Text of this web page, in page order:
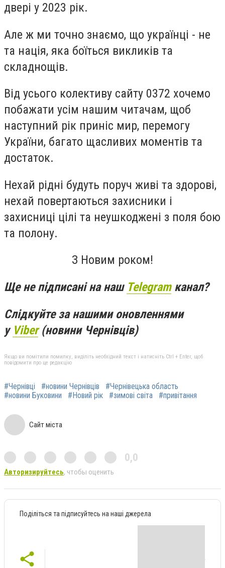
двері у 2023 рік.
Але ж ми точно знаємо, що українці - не
та нація, яка боїться викликів та
складнощів.
Від усього колективу сайту 0372 хочемо
побажати усім нашим читачам, щоб
наступний рік приніс мир, перемогу
України, багато щасливих моментів та
достаток.
Нехай рідні будуть поруч живі та здорові,
нехай повертаються захисники і
захисниці цілі та неушкоджені з поля бою
та полону.
З Новим роком!
Ще не підписані на наш Telegramканал?
Слідкуйте за нашими оновленнями
у Viber(новини Чернівців)
Якщо ви помітили помилку, виділіть необхідний текст і натисніть Ctrl + Enter, щоб
повідомити про це редакцію
#Чернівці #новини Чернівців
#Чернівецька область
#новини Буковини
#Новий рік #зимові світа #привітання
Сайт міста
0,0
Авторизируйтесь, чтобы оценить
Поділіться та підписуйтесь на наші джерела